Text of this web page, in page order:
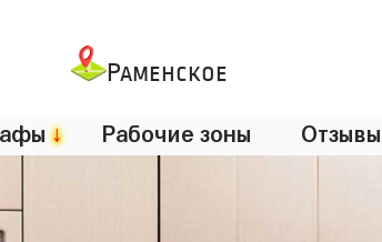
Раменское
↓ Рабочие зоны Отзывы